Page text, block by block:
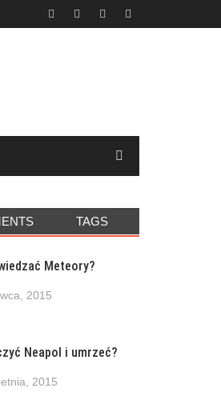
TAGS
Meteory?
2015
Neapol i umrzeć?
2015